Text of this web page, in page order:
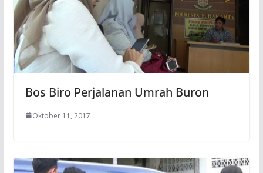
Bos Biro Perjalanan Umrah Buron
Oktober 11, 2017